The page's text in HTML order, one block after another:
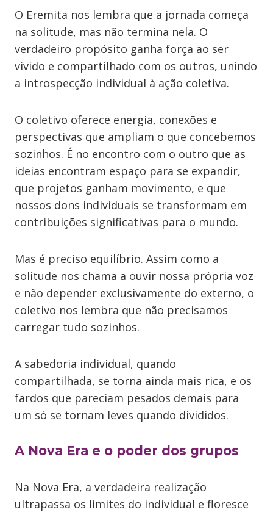
O Eremita nos lembra que a jornada começa
na solitude, mas não termina nela. O
verdadeiro propósito ganha força ao ser
vivido e compartilhado com os outros, unindo
a introspecção individual à ação coletiva.
O coletivo oferece energia, conexões e
perspectivas que ampliam o que concebemos
sozinhos. É no encontro com o outro que as
ideias encontram espaço para se expandir,
que projetos ganham movimento, e que
nossos dons individuais se transformam em
contribuições significativas para o mundo.
Mas é preciso equilíbrio. Assim como a
solitude nos chama a ouvir nossa própria voz
e não depender exclusivamente do externo, o
coletivo nos lembra que não precisamos
carregar tudo sozinhos.
A sabedoria individual, quando
compartilhada, se torna ainda mais rica, e os
fardos que pareciam pesados demais para
um só se tornam leves quando divididos.
A Nova Era e o poder dos grupos
Na Nova Era, a verdadeira realização
ultrapassa os limites do individual e floresce